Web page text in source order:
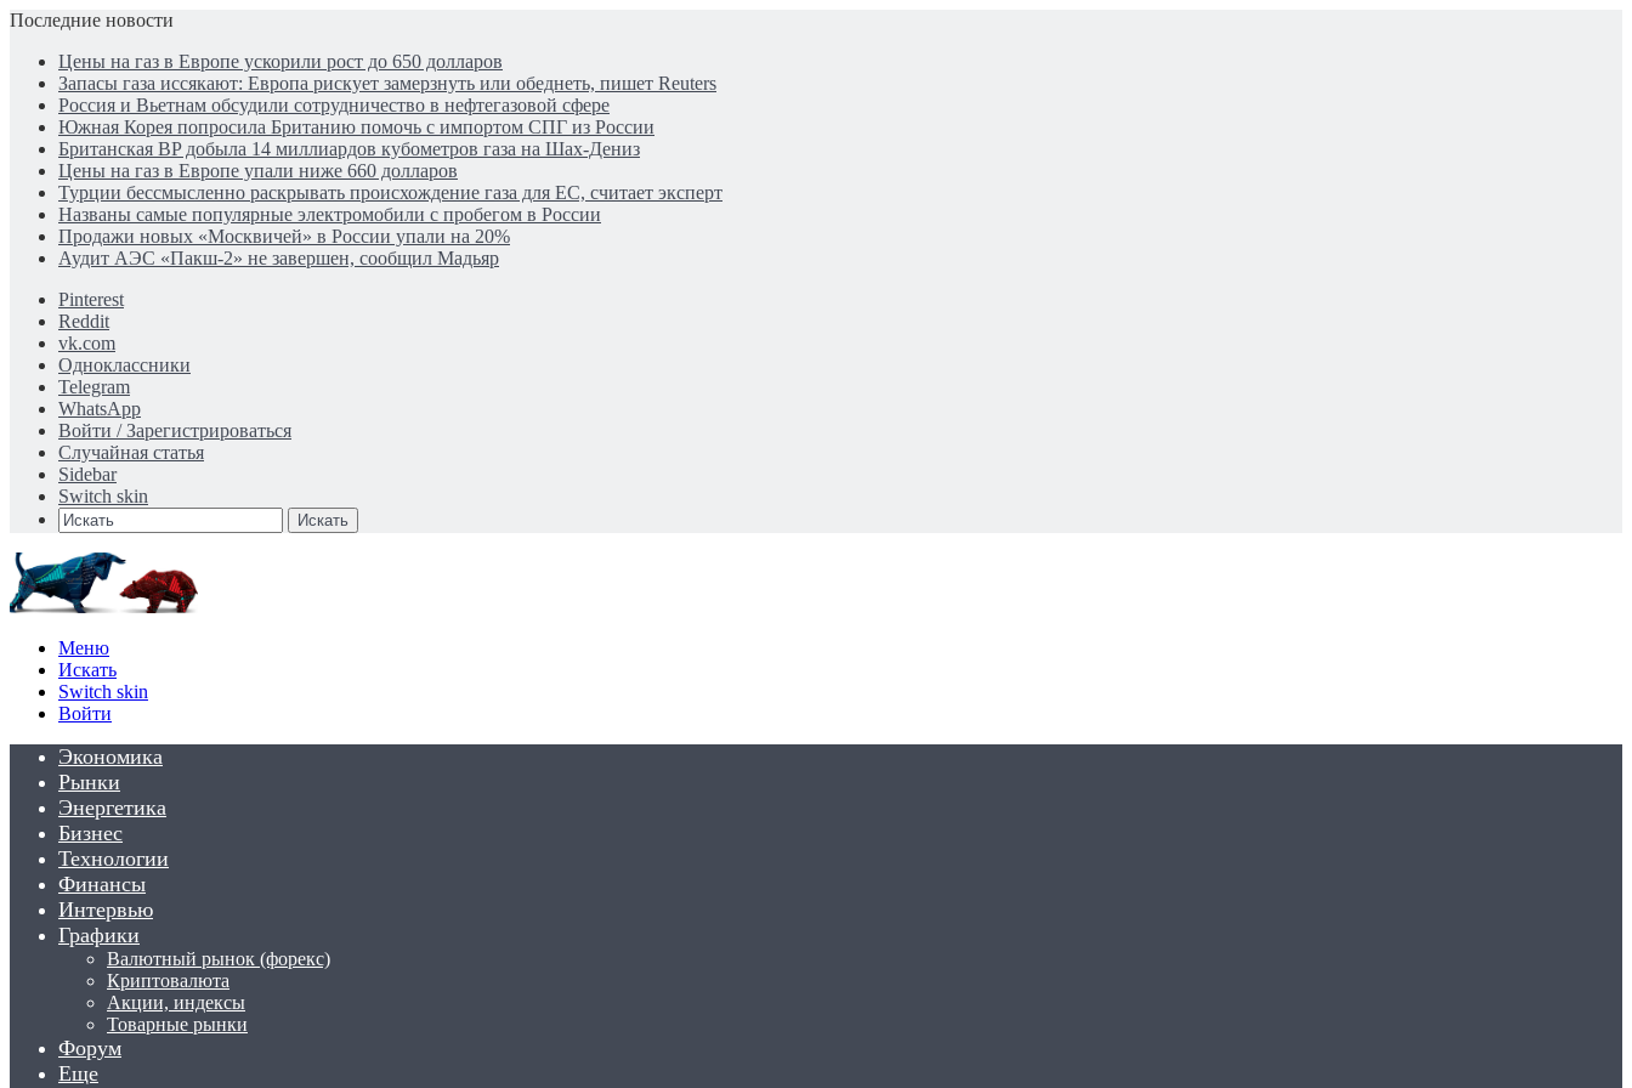
Последние новости
Цены на газ в Европе ускорили рост до 650 долларов
Запасы газа иссякают: Европа рискует замерзнуть или обеднеть, пишет Reuters
Россия и Вьетнам обсудили сотрудничество в нефтегазовой сфере
Южная Корея попросила Британию помочь с импортом СПГ из России
Британская BP добыла 14 миллиардов кубометров газа на Шах-Дениз
Цены на газ в Европе упали ниже 660 долларов
Турции бессмысленно раскрывать происхождение газа для ЕС, считает эксперт
Названы самые популярные электромобили с пробегом в России
Продажи новых «Москвичей» в России упали на 20%
Аудит АЭС «Пакш-2» не завершен, сообщил Мадьяр
Pinterest
Reddit
vk.com
Одноклассники
Telegram
WhatsApp
Войти / Зарегистрироваться
Случайная статья
Sidebar
Switch skin
Искать
Меню
Искать
Switch skin
Войти
Экономика
Рынки
Энергетика
Бизнес
Технологии
Финансы
Интервью
Графики
Валютный рынок (форекс)
Криптовалюта
Акции, индексы
Товарные рынки
Форум
Еще